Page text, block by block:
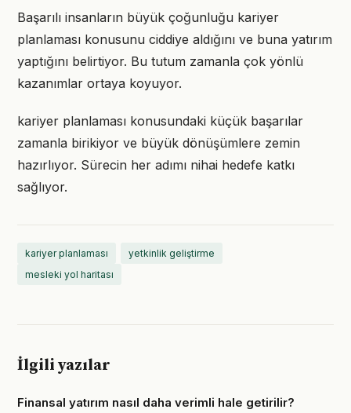
Başarılı insanların büyük çoğunluğu kariyer
planlaması konusunu ciddiye aldığını ve buna yatırım
yaptığını belirtiyor. Bu tutum zamanla çok yönlü
kazanımlar ortaya koyuyor.
kariyer planlaması konusundaki küçük başarılar
zamanla birikiyor ve büyük dönüşümlere zemin
hazırlıyor. Sürecin her adımı nihai hedefe katkı
sağlıyor.
kariyer planlaması
yetkinlik geliştirme
mesleki yol haritası
İlgili yazılar
Finansal yatırım nasıl daha verimli hale getirilir?